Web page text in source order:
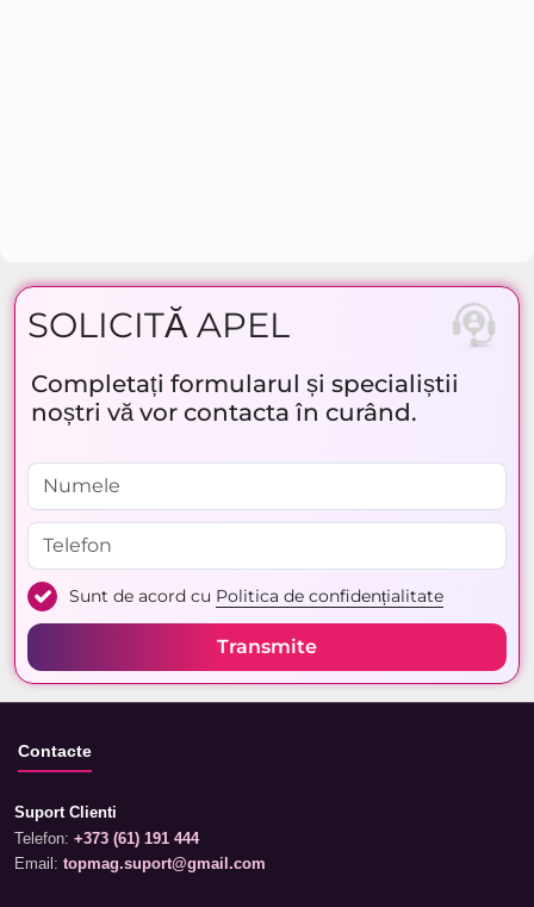
SOLICITĂ APEL
Completați formularul și specialiștii
noștri vă vor contacta în curând.
Sunt de acord cu Politica de confidențialitate
Transmite
Contacte
Suport Clienti
Telefon: +373 (61) 191 444
Email: topmag.suport@gmail.com